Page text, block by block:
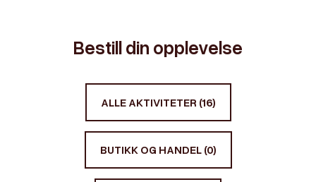
Bestill din opplevelse
ALLE AKTIVITETER (16)
BUTIKK OG HANDEL (0)